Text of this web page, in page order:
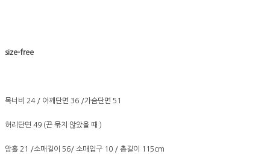
size-free
목너비 24 / 어깨단면 36 /가슴단면 51
허리단면 49 (끈 묶지 않았을 때 )
암홀 21 /소매길이 56/ 소매입구 10 / 총길이 115cm